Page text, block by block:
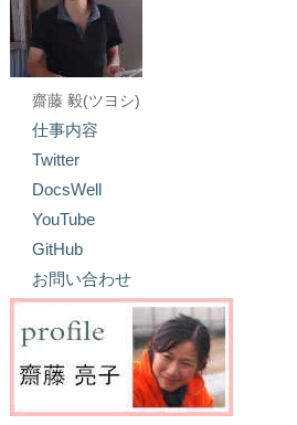
齋藤 毅(ツヨシ)
仕事内容
Twitter
DocsWell
YouTube
GitHub
お問い合わせ